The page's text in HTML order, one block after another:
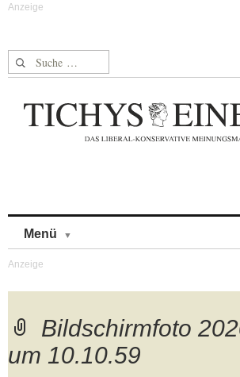
Suche nach:
Menü
Bildschirmfoto
um 10.10.59